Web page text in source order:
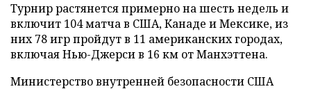
Турнир растянется примерно на шесть недель и
включит 104 матча в США, Канаде и Мексике, из
них 78 игр пройдут в 11 американских городах,
включая Нью-Джерси в 16 км от Манхэттена.
Министерство внутренней безопасности США